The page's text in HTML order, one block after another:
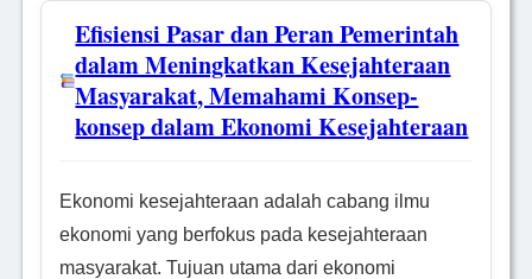
Efisiensi Pasar dan Peran Pemerintah
dalam Meningkatkan Kesejahteraan
Masyarakat, Memahami Konsep-
konsep dalam Ekonomi Kesejahteraan
Ekonomi kesejahteraan adalah cabang ilmu
ekonomi yang berfokus pada kesejahteraan
masyarakat. Tujuan utama dari ekonomi